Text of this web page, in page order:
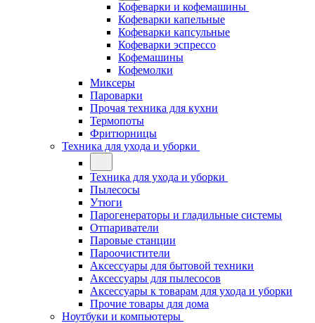
Кофеварки и кофемашины
Кофеварки капельные
Кофеварки капсульные
Кофеварки эспрессо
Кофемашины
Кофемолки
Миксеры
Пароварки
Прочая техника для кухни
Термопоты
Фритюрницы
Техника для ухода и уборки
Техника для ухода и уборки
Пылесосы
Утюги
Парогенераторы и гладильные системы
Отпариватели
Паровые станции
Пароочистители
Аксессуары для бытовой техники
Аксессуары для пылесосов
Аксессуары к товарам для ухода и уборки
Прочие товары для дома
Ноутбуки и компьютеры